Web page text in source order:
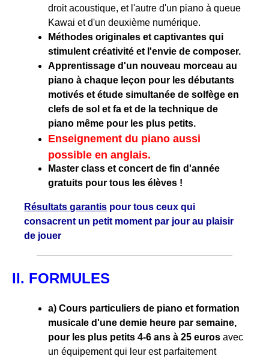
droit acoustique, et l'autre d'un piano à queue
Kawai et d'un deuxième numérique.
Méthodes originales et captivantes qui
stimulent créativité et l'envie de composer.
Apprentissage d'un nouveau morceau au
piano à chaque leçon pour les débutants
motivés et étude simultanée de solfège en
clefs de sol et fa et de la technique de
piano même pour les plus petits.
Enseignement du piano aussi
possible en anglais.
Master class et concert de fin d'année
gratuits pour tous les élèves !
Résultats garantis pour tous ceux qui
consacrent un petit moment par jour au plaisir
de jouer
II. FORMULES
a) Cours particuliers de piano et formation
musicale d'une demie heure par semaine,
pour les plus petits 4-6 ans à 25 euros avec
un équipement qui leur est parfaitement